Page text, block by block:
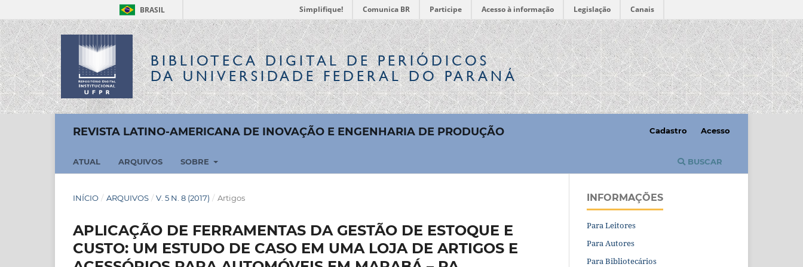
BRASIL Simplifique! Comunica BR Participe Acesso à informação Legislação Canais
BIBLIOTECA DIGITALDE PERIÓDICOS
DA UNIVERSIDADE FEDERAL DO PARANÁ
REVISTA LATINO-AMERICANA DE INOVAÇÃO E ENGENHARIA DE PRODUÇÃO
ATUAL ARQUIVOS SOBRE BUSCAR
Cadastro Acesso
INÍCIO / ARQUIVOS / V. 5 N. 8 (2017) / Artigos
APLICAÇÃO DE FERRAMENTAS DA GESTÃO DE ESTOQUE E
CUSTO: UM ESTUDO DE CASO EM UMA LOJA DE ARTIGOS E
INFORMAÇÕES
Para Leitores
Para Autores
Para Bibliotecários